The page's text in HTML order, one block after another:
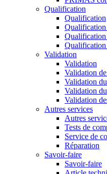
Qualification
Qualification
Qualification
Qualification
Qualification
Validation
Validation
Validation
Validation
Validation
Validation
Autres services
Autres
Tests de
Service de
Réparation
Savoir-faire
Savoir-faire